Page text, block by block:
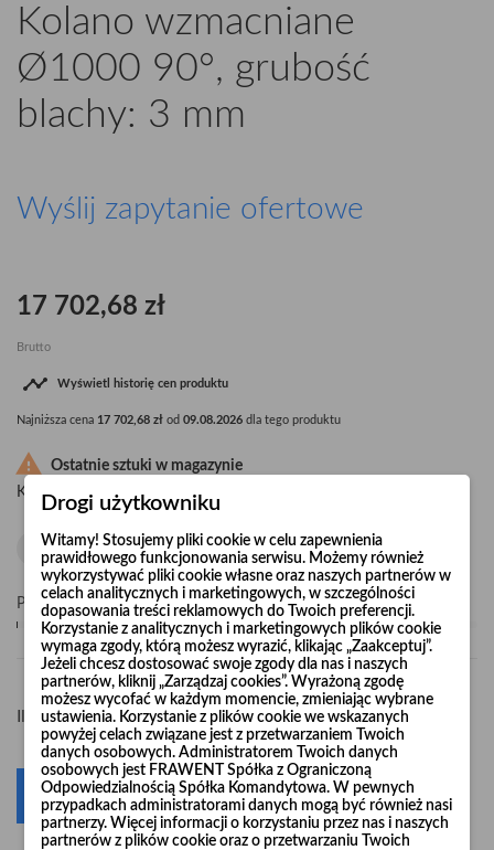
Kolano wzmacniane
Ø1000 90°, grubość
blachy: 3 mm
Wyślij zapytanie ofertowe
17 702,68 zł
Brutto
 Wyświetl historię cen produktu
Najniższa cena 17 702,68 zł od 09.08.2026 dla tego produktu

Ostatnie sztuki w magazynie
Kolano wzmacniane "Long Life" Ø1000 90°, grubość blachy: 3 mm.
Pośpiesz się! Tylko1sztuk w magazynie
Ilość - +
Dodaj do koszyka 0
Drogi użytkowniku
Witamy! Stosujemy pliki cookie w celu zapewnienia
prawidłowego funkcjonowania serwisu. Możemy również
wykorzystywać pliki cookie własne oraz naszych partnerów w
celach analitycznych i marketingowych, w szczególności
dopasowania treści reklamowych do Twoich preferencji.
Korzystanie z analitycznych i marketingowych plików cookie
wymaga zgody, którą możesz wyrazić, klikając „Zaakceptuj”.
Jeżeli chcesz dostosować swoje zgody dla nas i naszych
partnerów, kliknij „Zarządzaj cookies”. Wyrażoną zgodę
możesz wycofać w każdym momencie, zmieniając wybrane
ustawienia. Korzystanie z plików cookie we wskazanych
powyżej celach związane jest z przetwarzaniem Twoich
danych osobowych. Administratorem Twoich danych
osobowych jest FRAWENT Spółka z Ograniczoną
Odpowiedzialnością Spółka Komandytowa. W pewnych
przypadkach administratorami danych mogą być również nasi
partnerzy. Więcej informacji o korzystaniu przez nas i naszych
partnerów z plików cookie oraz o przetwarzaniu Twoich